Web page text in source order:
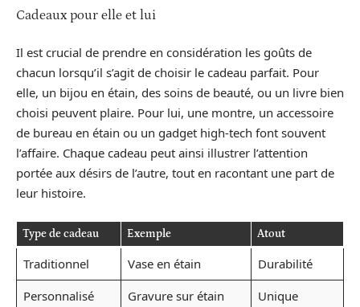
Cadeaux pour elle et lui
Il est crucial de prendre en considération les goûts de
chacun lorsqu’il s’agit de choisir le cadeau parfait. Pour
elle, un bijou en étain, des soins de beauté, ou un livre bien
choisi peuvent plaire. Pour lui, une montre, un accessoire
de bureau en étain ou un gadget high-tech font souvent
l’affaire. Chaque cadeau peut ainsi illustrer l’attention
portée aux désirs de l’autre, tout en racontant une part de
leur histoire.
Type de cadeau Exemple Atout
Traditionnel Vase en étain
Durabilité
Personnalisé
Gravure sur étain
Unique